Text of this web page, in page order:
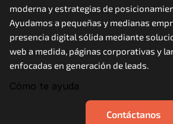
MHA Academy
Contáctanos
moderna y estrategias de
Ayudamos a pequeñas y medianas
presencia digital sólida mediante
web a medida, páginas corporativas y
enfocadas en generación de leads.
Cómo te ayuda
Contáctanos